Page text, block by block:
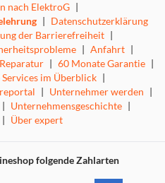
nach ElektroG |
| Datenschutzerklärung
der Barrierefreiheit |
| Anfahrt |
| 60 Monate Garantie |
im Überblick |
| Unternehmer werden |
| Unternehmensgeschichte |
| Über expert
folgende Zahlarten